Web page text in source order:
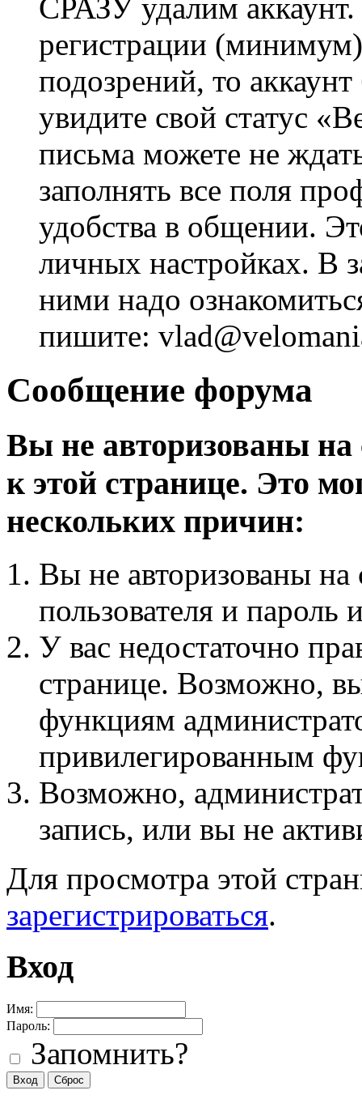
СРАЗУ удалим
регистрации
подозрений, то
увидите свой статус
письма можете не
заполнять все поля
удобства в общении.
личных настройках. В
ними надо
пишите:
Сообщение форума
Вы не авторизованы на
к этой странице. Это
нескольких причин:
Вы не авторизованы на
пользователя и пароль
У вас недостаточно
странице. Возможно,
функциям
привилегированным
Возможно,
запись, или вы не
Для просмотра этой
зарегистрироваться.
Вход
Имя:
Пароль:
Запомнить?